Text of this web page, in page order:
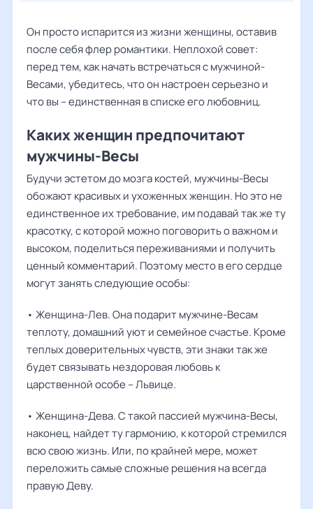
Он просто испарится из жизни женщины, оставив
после себя флер романтики. Неплохой совет:
перед тем, как начать встречаться с мужчиной-
Весами, убедитесь, что он настроен серьезно и
что вы – единственная в списке его любовниц.
Каких женщин предпочитают
мужчины-Весы
Будучи эстетом до мозга костей, мужчины-Весы
обожают красивых и ухоженных женщин. Но это не
единственное их требование, им подавай так же ту
красотку, с которой можно поговорить о важном и
высоком, поделиться переживаниями и получить
ценный комментарий. Поэтому место в его сердце
могут занять следующие особы:
• Женщина-Лев. Она подарит мужчине-Весам
теплоту, домашний уют и семейное счастье. Кроме
теплых доверительных чувств, эти знаки так же
будет связывать нездоровая любовь к
царственной особе – Львице.
• Женщина-Дева. С такой пассией мужчина-Весы,
наконец, найдет ту гармонию, к которой стремился
всю свою жизнь. Или, по крайней мере, может
переложить самые сложные решения на всегда
правую Деву.